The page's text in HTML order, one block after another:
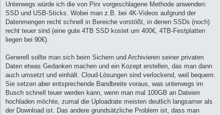
Unterwegs würde ich die von Pirx vorgeschlagene Methode anwenden:
SSD und USB-Sticks. Wobei man z.B. bei 4K-Videos aufgrund der
Datenmengen recht schnell in Bereiche vorstößt, in denen SSDs (noch)
recht teuer sind (eine gute 4TB SSD kostet um 400€, 4TB-Festplatten
liegen bei 90€).
Generell sollte man sich beim Sichern und Archivieren seiner privaten
Daten etwas Gedanken machen und ein Kozept erstellen, das man dann
auch umsetzt und einhält. Cloud-Lösungen sind verlockend, weil bequem.
Sie setzen aber entsprechende Bandbreite voraus, was unterwegs im
Busch schnell teuer werden kann, wenn man mal 100GB an Dateien
hochladen möchte, zumal die Uploadrate meisten deutlich langsamer als
der Download ist. Das andere grundsätzliche Problem ist, dass man